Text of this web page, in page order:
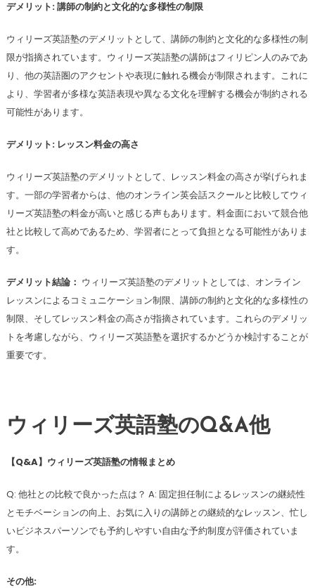
デメリット: 講師の制約と文化的な多様性の制限
ウィリーズ英語塾のデメリットとして、講師の制約と文化的な多様性の制
限が指摘されています。ウィリーズ英語塾の講師はフィリピン人のみであ
り、他の英語圏のアクセントや表現に触れる機会が制限されます。これに
より、学習者が多様な英語表現や異なる文化を理解する機会が制約される
可能性があります。
デメリット: レッスン料金の高さ
ウィリーズ英語塾のデメリットとして、レッスン料金の高さが挙げられま
す。一部の学習者からは、他のオンライン英会話スクールと比較してウィ
リーズ英語塾の料金が高いと感じる声もあります。料金面において競合他
社と比較して高めであるため、学習者にとって負担となる可能性がありま
す。
デメリット結論： ウィリーズ英語塾のデメリットとしては、オンライン
レッスンによるコミュニケーション制限、講師の制約と文化的な多様性の
制限、そしてレッスン料金の高さが指摘されています。これらのデメリッ
トを考慮しながら、ウィリーズ英語塾を選択するかどうか検討することが
重要です。
ウィリーズ英語塾のQ&A他
【Q&A】ウィリーズ英語塾の情報まとめ
Q: 他社との比較で良かった点は？ A: 固定担任制によるレッスンの継続性
とモチベーションの向上、お気に入りの講師との継続的なレッスン、忙し
いビジネスパーソンでも予約しやすい自由な予約制度が評価されていま
す。
その他: